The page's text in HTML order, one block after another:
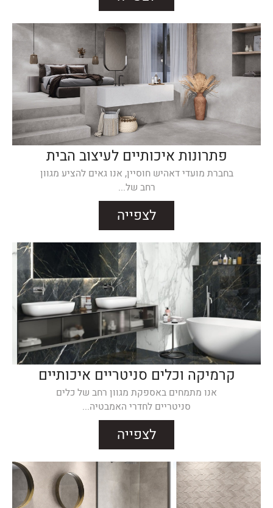
פתרונות איכותיים לעיצוב הבית
בחברת מועדי דאהיש חוסיין, אנו גאים להציע מגוון
רחב של...
לצפייה
קרמיקה וכלים סניטריים איכותיים
אנו מתמחים באספקת מגוון רחב של כלים
סניטריים לחדרי האמבטיה...
לצפייה